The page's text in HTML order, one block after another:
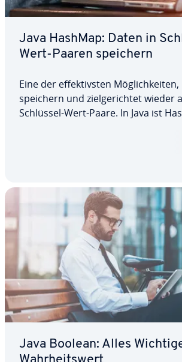
Java HashMap: Daten in
Wert-Paaren speichern
Eine der ef­fek­tivs­ten Mög­lich­kei­ten,
speichern und ziel­ge­rich­tet wieder
Schlüssel-Wert-Paare. In Java ist
Java Boolean: Alles